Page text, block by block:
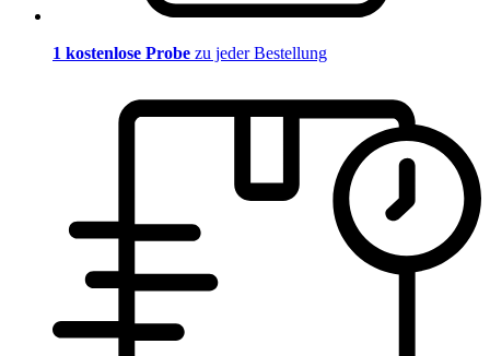
1 kostenlose Probe zu jeder Bestellung